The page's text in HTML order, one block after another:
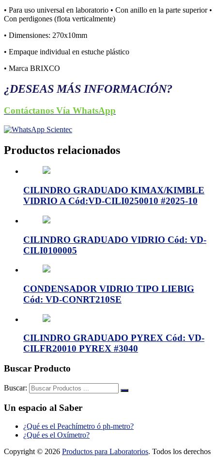
• Para uso universal en laboratorio • Con anillo en la parte superior •
Con perdigones (flota verticalmente)
• Dimensiones: 270x10mm
• Empaque individual en estuche plástico
• Marca BRIXCO
¿DESEAS MÁS INFORMACIÓN?
Contáctanos Vía WhatsApp
Productos relacionados
CILINDRO GRADUADO KIMAX/KIMBLE
VIDRIO A Cód:VD-CILI0250010 #2025-10
CILINDRO GRADUADO VIDRIO Cód: VD-
CILI0100005
CONDENSADOR VIDRIO TIPO LIEBIG
Cód: VD-CONRT210SE
CILINDRO GRADUADO PYREX Cód: VD-
CILFR20010 PYREX #3040
Buscar Producto
Buscar:
Un espacio al Saber
¿Qué es el Peachímetro ó ph-metro?
¿Qué es el Oxímetro?
Copyright © 2026 Productos para Laboratorios. Todos los derechos